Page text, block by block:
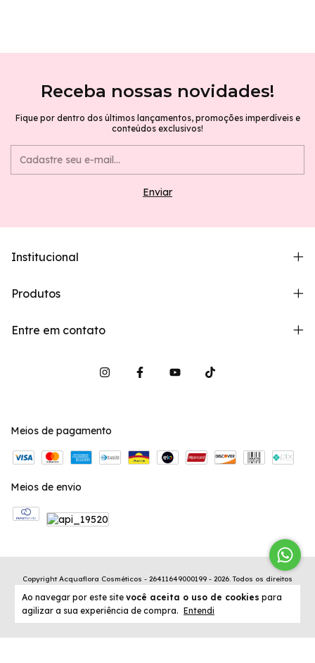
Ao navegar por este site você aceita o uso de cookies para
agilizar a sua experiência de compra. Entendi
Receba nossas novidades!
Fique por dentro dos últimos lançamentos, promoções imperdíveis e
conteúdos exclusivos!
Institucional
Produtos
Entre em contato
Meios de pagamento
Meios de envio
Copyright Acquaflora Cosméticos - 26411649000199 - 2026. Todos os direitos
reservados.